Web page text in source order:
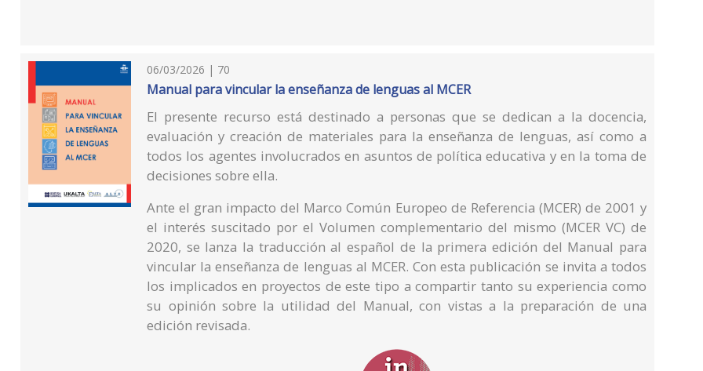
06/03/2026 | 70
Manual para vincular la enseñanza de lenguas al MCER
El presente recurso está destinado a personas que se dedican a la docencia,
evaluación y creación de materiales para la enseñanza de lenguas, así como a
todos los agentes involucrados en asuntos de política educativa y en la toma de
decisiones sobre ella.
Ante el gran impacto del Marco Común Europeo de Referencia (MCER) de 2001 y
el interés suscitado por el Volumen complementario del mismo (MCER VC) de
2020, se lanza la traducción al español de la primera edición del Manual para
vincular la enseñanza de lenguas al MCER. Con esta publicación se invita a todos
los implicados en proyectos de este tipo a compartir tanto su experiencia como
su opinión sobre la utilidad del Manual, con vistas a la preparación de una
edición revisada.